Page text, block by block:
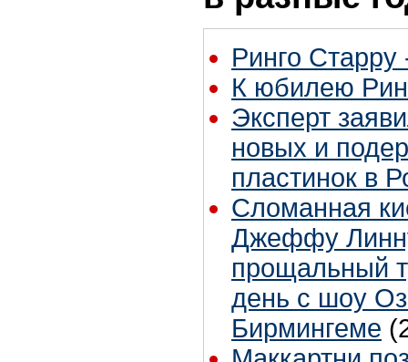
Ринго Старру
К юбилею
Эксперт
новых и
пластинок в
Сломанная
Джеффу
прощальный
день с шоу
Бирмингеме